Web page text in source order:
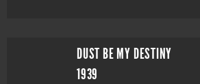
DUST BE MY DESTINY
1939